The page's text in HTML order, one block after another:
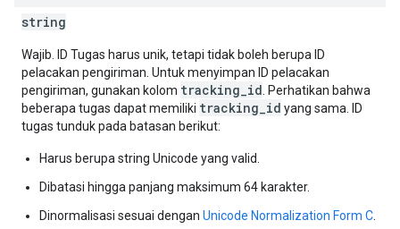
string
Wajib. ID Tugas harus unik, tetapi tidak boleh berupa ID
pelacakan pengiriman. Untuk menyimpan ID pelacakan
pengiriman, gunakan kolom tracking_id . Perhatikan bahwa
beberapa tugas dapat memiliki tracking_id yang sama. ID
tugas tunduk pada batasan berikut:
Harus berupa string Unicode yang valid.
Dibatasi hingga panjang maksimum 64 karakter.
Dinormalisasi sesuai dengan Unicode Normalization Form C